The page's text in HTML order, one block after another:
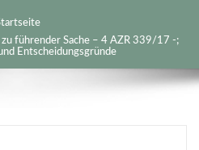
führender Sache – 4 AZR 339/17 -;
Entscheidungsgründe